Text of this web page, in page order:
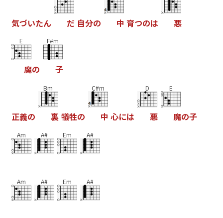
気づいたん だ 自分の 中 育つのは 悪
E
魔の
F#m
子
正義の
Bm
裏 犠牲の
C#m
中 心には
D
悪
E
魔の子
Am A# Em A#
Am A# Em A#